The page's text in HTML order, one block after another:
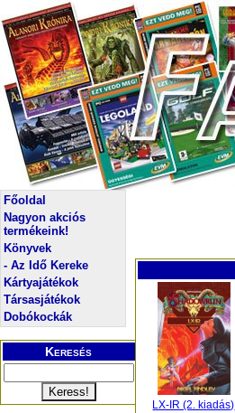
Főoldal
Nagyon akciós
termékeink!
Könyvek
- Az Idő Kereke
Kártyajátékok
Társasjátékok
Dobókockák
Keresés
LX-IR (2. kiadás)